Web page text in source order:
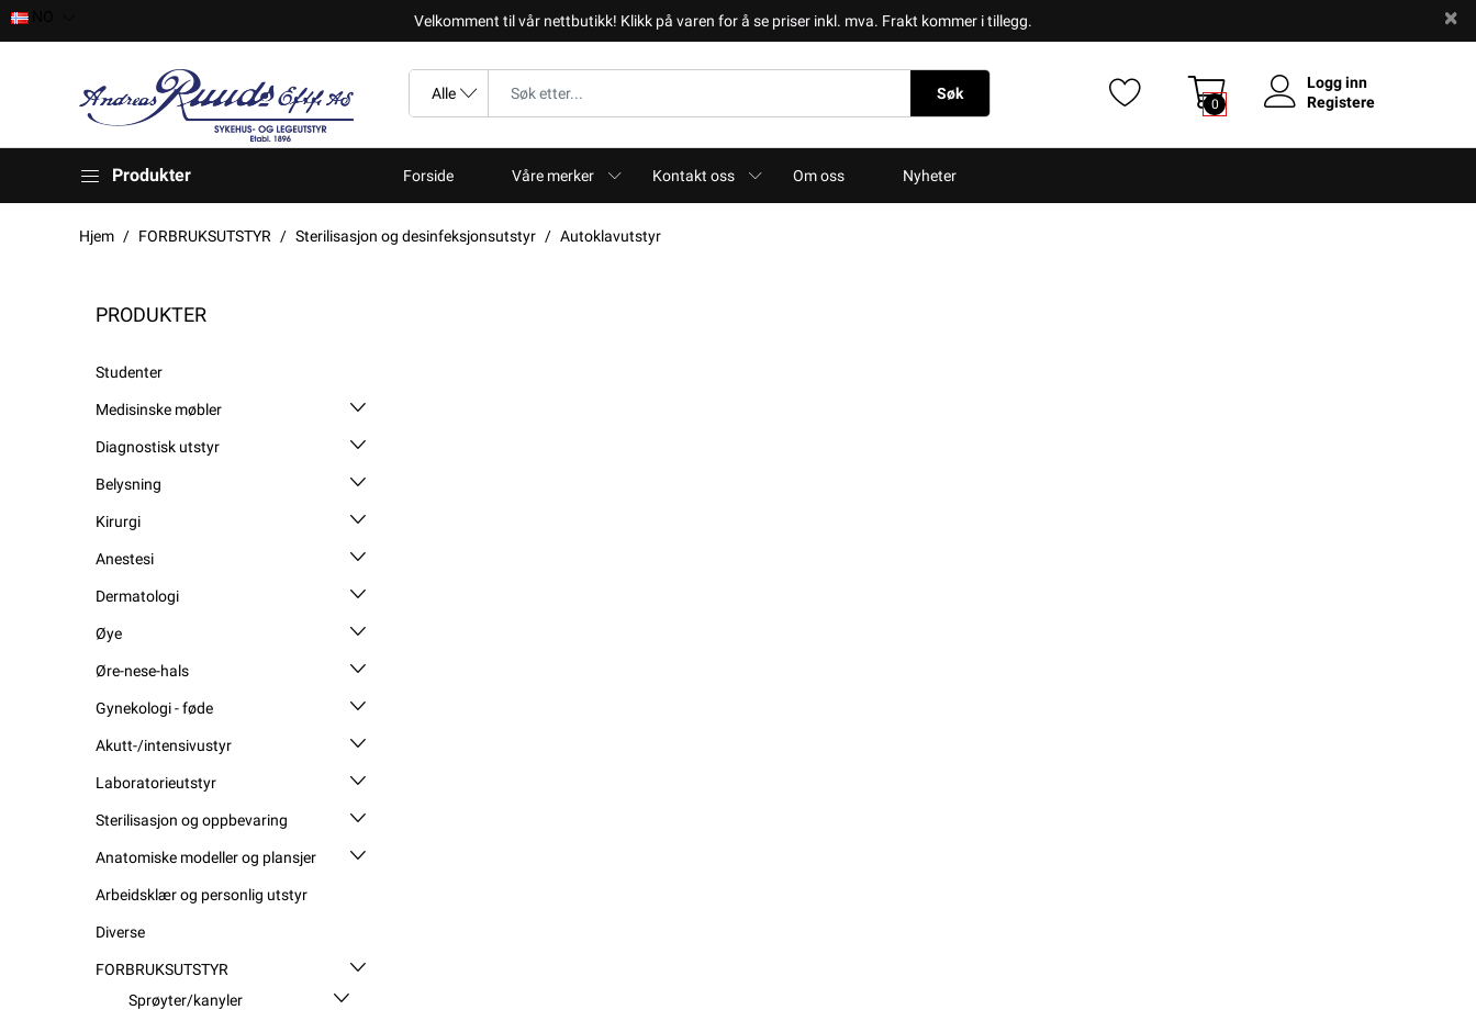
Velkomment til vår nettbutikk! Klikk på varen for å se priser inkl. mva. Frakt kommer i tillegg.
Søk
0
Logg inn
Registere
Produkter Forside Våre merker Kontakt oss Om oss Nyheter
Hjem FORBRUKSUTSTYR Sterilisasjon og desinfeksjonsutstyr Autoklavutstyr
PRODUKTER
Studenter
Medisinske møbler
Diagnostisk utstyr
Belysning
Kirurgi
Anestesi
Dermatologi
Øye
Øre-nese-hals
Gynekologi - føde
Akutt-/intensivustyr
Laboratorieutstyr
Sterilisasjon og oppbevaring
Anatomiske modeller og plansjer
Arbeidsklær og personlig utstyr
Diverse
FORBRUKSUTSTYR
Sprøyter/kanyler